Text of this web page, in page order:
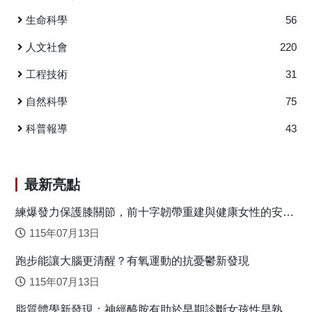
分層隨機抽樣式的配對程式，該程式的大數據配對分析效率
較不受納入研究樣本數及配對變數量的影響，可以在數小時
內以個人電腦達成百萬人等級的配對研究資料篩選，即可快
速從3000萬人口的資料庫中配對完成100萬個病例組及100萬
病，隨之帶來沉重的社會和經濟負擔，而快速老化的人口結
構增加了全世界失智症的罹病率。目前失智症的治療只能幫
探索潛在的先前疾病對於預防LOAD流行至關重要。據我們所
知，目前還缺乏對所有疾病與LOAD之間相關的研究。LOAD
並為這些與LOAD相關的疾病構建關聯網絡（圖一），對瞭解
LOAD的病因會有幫助。 圖一：與晚發型阿茲海默型失智症
訂代碼顯示在方框中 本研究的機器學習程式自動發現
許多與LOAD有相關的先前疾病，這些疾病與過去研究的發現
望給醫學科學家們新的研究方向參考，加速對特定疾病成因
的瞭解及新療法的發展。 但如何証明本篇研究的分析程
接將我們的分析程式(序)應用在定疾病成因的探索上，便能初
步驗証分析程式(序)的有效性。新的機器學習分析程式(序)所
自動產生的結果，必須大部份符合已有的醫學知識，新發現
的資訊也必須合乎基礎醫學理論。本篇研究是一系列「AI醫
析程式(序)也成功在晚發型阿茲海默症得到印証(2)，大腸癌、
胰臟癌、全身性紅斑狼瘡、類風濕性關節炎等疾病的驗証結
果正在投稿審查中。 本研究納入2007年1月1日至2013年
12月31日新診斷的705位年齡在15歲以上的ALS患者，以及
照組。研究資料來自全民健康保險研究資料庫和重大傷病
檔，研究設計為全人口病例對照研究。ALS初診日前經醫師診
生命科學 56
人文社會 220
工程技術 31
自然科學 75
科普報導 43
最新亮點
練爆發力保護膝關節，前十字韌帶重建與健康女性的安全
落地關鍵
115年07月13日
跑步能讓大腦更清醒？有氧運動的抗憂鬱新發現
115年07月13日